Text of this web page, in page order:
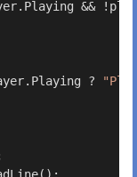
&&
?